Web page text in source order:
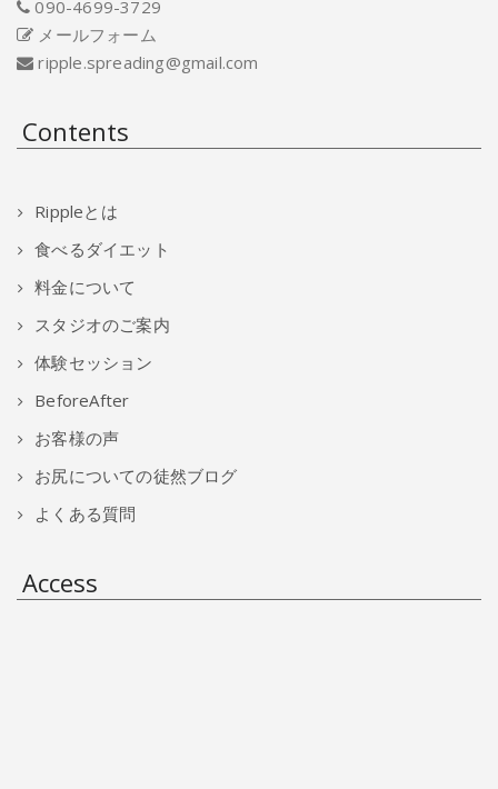
090-4699-3729
メールフォーム
ripple.spreading@gmail.com
Contents
Rippleとは
食べるダイエット
料金について
スタジオのご案内
体験セッション
BeforeAfter
お客様の声
お尻についての徒然ブログ
よくある質問
Access